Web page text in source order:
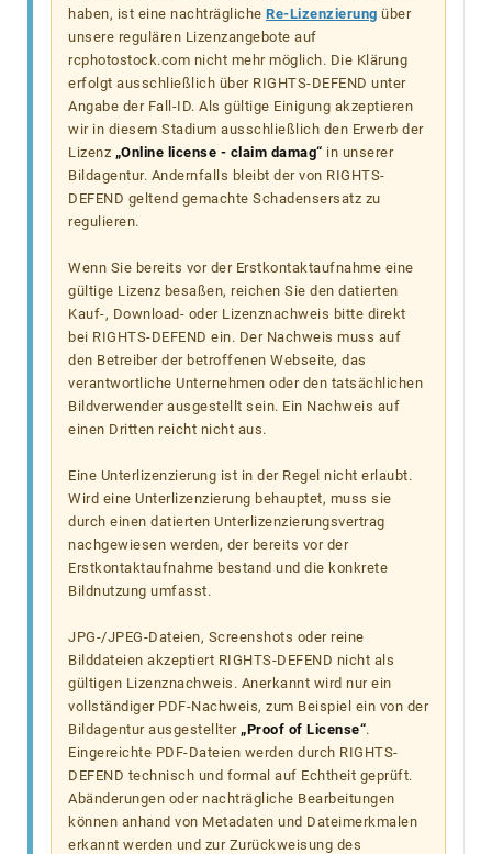
haben, ist eine nachträgliche Re-Lizenzierung über
unsere regulären Lizenzangebote auf
rcphotostock.com nicht mehr möglich. Die Klärung
erfolgt ausschließlich über RIGHTS-DEFEND unter
Angabe der Fall-ID. Als gültige Einigung akzeptieren
wir in diesem Stadium ausschließlich den Erwerb der
Lizenz „Online license - claim damag“ in unserer
Bildagentur. Andernfalls bleibt der von RIGHTS-
DEFEND geltend gemachte Schadensersatz zu
regulieren.
Wenn Sie bereits vor der Erstkontaktaufnahme eine
gültige Lizenz besaßen, reichen Sie den datierten
Kauf-, Download- oder Lizenznachweis bitte direkt
bei RIGHTS-DEFEND ein. Der Nachweis muss auf
den Betreiber der betroffenen Webseite, das
verantwortliche Unternehmen oder den tatsächlichen
Bildverwender ausgestellt sein. Ein Nachweis auf
einen Dritten reicht nicht aus.
Eine Unterlizenzierung ist in der Regel nicht erlaubt.
Wird eine Unterlizenzierung behauptet, muss sie
durch einen datierten Unterlizenzierungsvertrag
nachgewiesen werden, der bereits vor der
Erstkontaktaufnahme bestand und die konkrete
Bildnutzung umfasst.
JPG-/JPEG-Dateien, Screenshots oder reine
Bilddateien akzeptiert RIGHTS-DEFEND nicht als
gültigen Lizenznachweis. Anerkannt wird nur ein
vollständiger PDF-Nachweis, zum Beispiel ein von der
Bildagentur ausgestellter „Proof of License“.
Eingereichte PDF-Dateien werden durch RIGHTS-
DEFEND technisch und formal auf Echtheit geprüft.
Abänderungen oder nachträgliche Bearbeitungen
können anhand von Metadaten und Dateimerkmalen
erkannt werden und zur Zurückweisung des